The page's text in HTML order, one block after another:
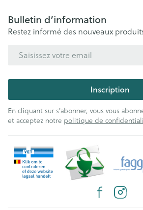
Bulletin d’information
Restez informé des nouveaux
Inscription
En cliquant sur s'abonner, vous vous
et acceptez notre politique de